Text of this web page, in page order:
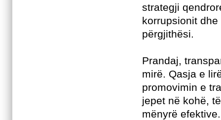
strategji
korrupsionit
përgjithësi.
Prandaj,
mirë. Qasja e
promovimin e
jepet në kohë,
mënyrë